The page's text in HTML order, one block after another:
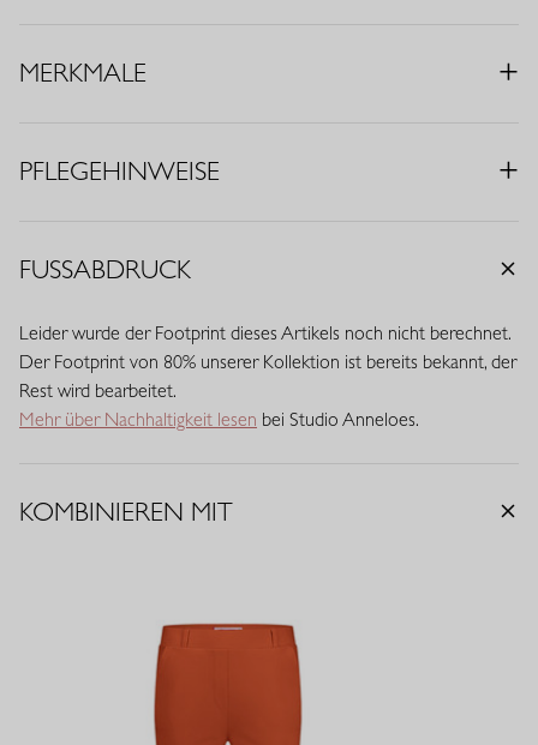
• Ideales Basic
MERKMALE
PFLEGEHINWEISE
FUSSABDRUCK
Leider wurde der Footprint dieses Artikels noch nicht berechnet.
Der Footprint von 80% unserer Kollektion ist bereits bekannt, der
Rest wird bearbeitet.
Mehr über Nachhaltigkeit lesen bei Studio Anneloes.
KOMBINIEREN MIT